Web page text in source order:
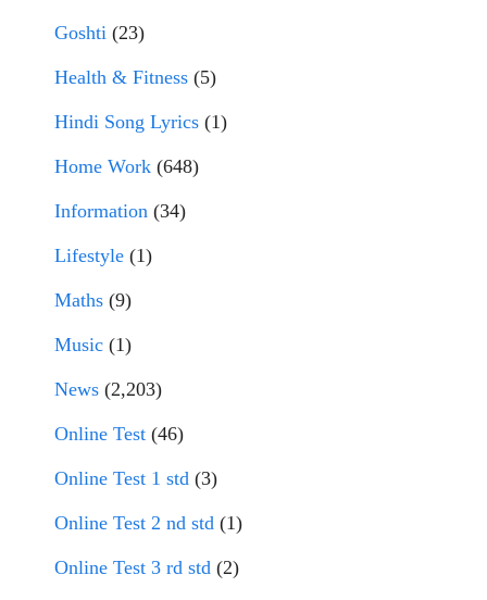
Goshti (23)
Health & Fitness (5)
Hindi Song Lyrics (1)
Home Work (648)
Information (34)
Lifestyle (1)
Maths (9)
Music (1)
News (2,203)
Online Test (46)
Online Test 1 std (3)
Online Test 2 nd std (1)
Online Test 3 rd std (2)